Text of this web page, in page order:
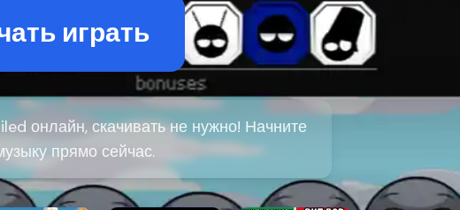
играть
онлайн, скачивать не нужно! Начните
прямо сейчас.